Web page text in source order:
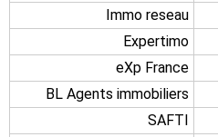
Immo reseau
Expertimo
eXp France
BL Agents immobiliers
SAFTI